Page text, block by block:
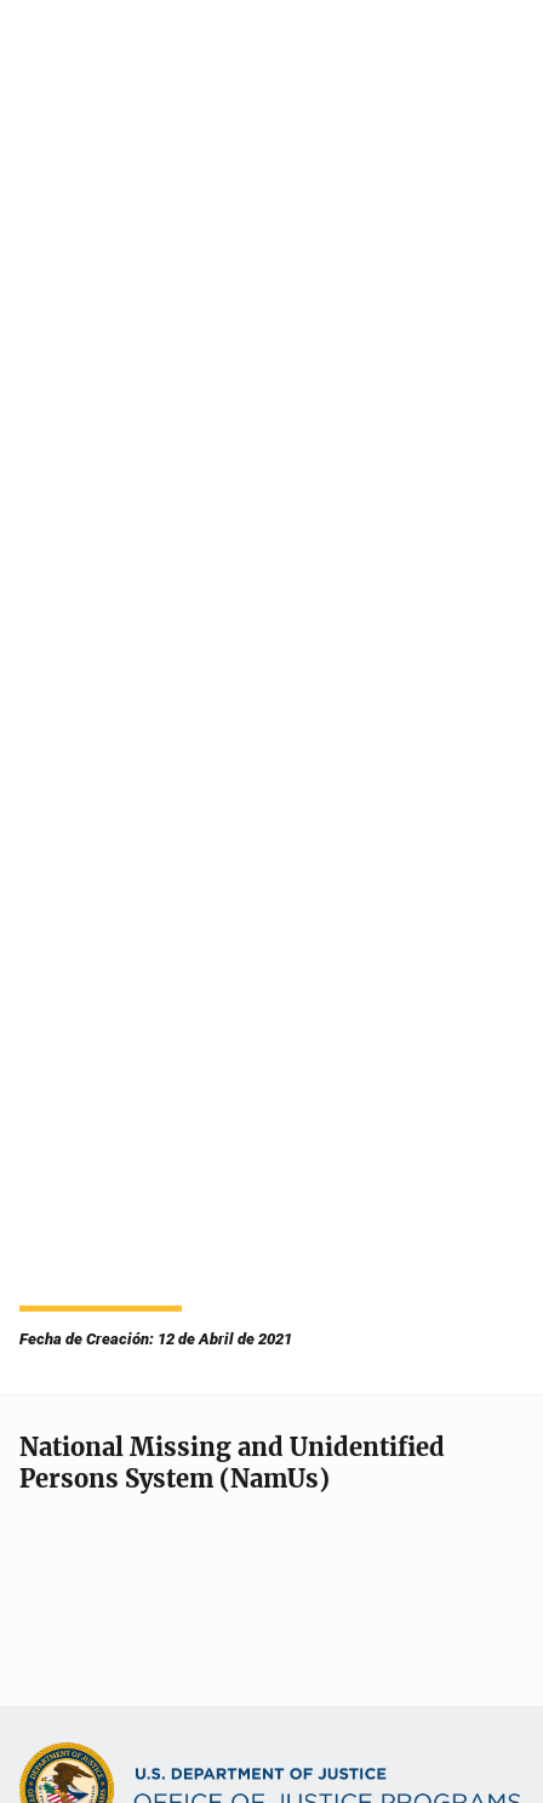
Fecha de Creación: 12 de Abril de 2021
National Missing and Unidentified
Persons System (NamUs)